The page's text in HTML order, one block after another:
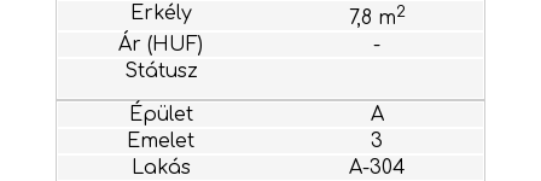
7,8 m2
-
A
3
A-304